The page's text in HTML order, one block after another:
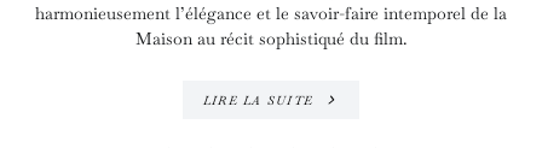
harmonieusement l’élégance et le savoir-faire intemporel de la
Maison au récit sophistiqué du film.
LIRE LA SUITE